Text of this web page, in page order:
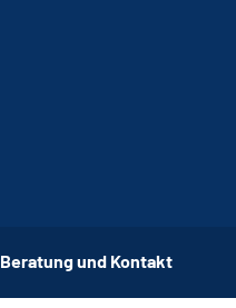
Beratung und Kontakt